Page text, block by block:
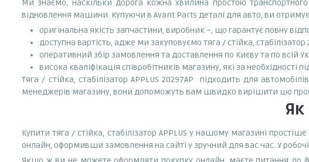
Ми знаємо, наскільки дорога кожна хвилина простою
відновлення машини. Купуючи в Avant.Parts деталі для авто, ви
оригінальна якість запчастини, виробник –, що гарантує повну
доступна вартість, адже ми закуповуємо тяга / стійка,
оперативний збір замовлення та доставлення по Києву та по всій
висока кваліфікація співробітників магазину, які за
Тяга / стійка, стабілізатор APPLUS 20297AP підходить для
менеджерів магазину, вони допоможуть вам швидко вирішити цю
Купити тяга / стійка, стабілізатор APPLUS у нашому магазині
онлайн, оформивши замовлення на сайті у зручний для вас час. У